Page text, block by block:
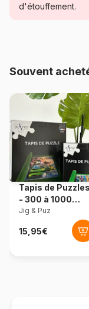
Référence
EAN
Nombre de pièces
Dimensions
d'étouffement.
Souvent
Tapis de Puzzles
- 300 à 1000
pièces
Jig & Puz